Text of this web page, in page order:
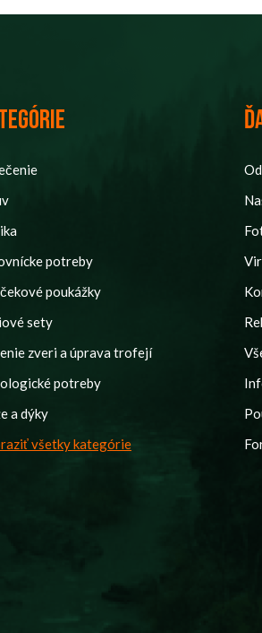
potreby
poukážky
sety
zveri a úprava trofejí
potreby
a dýky
všetky kategórie